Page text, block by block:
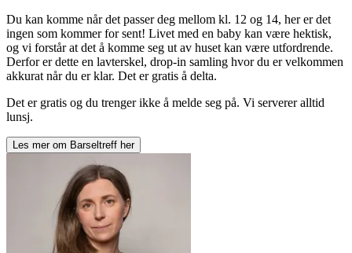
Du kan komme når det passer deg mellom kl. 12 og 14, her er det
ingen som kommer for sent! Livet med en baby kan være hektisk,
og vi forstår at det å komme seg ut av huset kan være utfordrende.
Derfor er dette en lavterskel, drop-in samling hvor du er velkommen
akkurat når du er klar. Det er gratis å delta.
Det er gratis og du trenger ikke å melde seg på. Vi serverer alltid
lunsj.
Les mer om Barseltreff her